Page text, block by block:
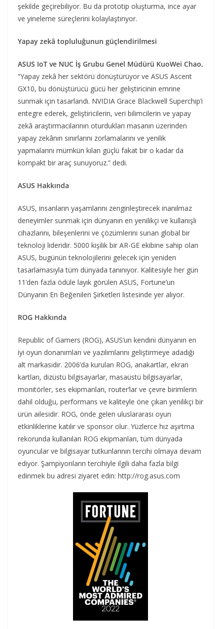
şekilde geçirebiliyor. Bu da prototip oluşturma, ince ayar
ve yineleme süreçlerini kolaylaştırıyor.
Yapay zekâ topluluğunun güçlendirilmesi
ASUS IoT ve NUC İş Grubu Genel Müdürü KuoWei Chao,
“Yapay zekâ her sektörü dönüştürüyor ve ASUS Ascent
GX10, bu dönüştürücü gücü her geliştiricinin emrine
sunmak için tasarlandı. NVIDIA Grace Blackwell Superchip’i
entegre ederek, geliştiricilerin, veri bilimcilerin ve yapay
zekâ araştırmacılarının oturdukları masanın üzerinden
yapay zekânın sınırlarını zorlamalarını ve yenilik
yapmalarını mümkün kılan güçlü fakat bir o kadar da
kompakt bir araç sunuyoruz.” dedi.
ASUS Hakkında
ASUS, insanların yaşamlarını zenginleştirecek inanılmaz
deneyimler sunmak için dünyanın en yenilikçi ve kullanışlı
cihazlarını, bileşenlerini ve çözümlerini sunan global bir
teknoloji lideridir. 5000 kişilik bir AR-GE ekibine sahip olan
ASUS, bugünün teknolojilerini gelecek için yeniden
tasarlamasıyla tüm dünyada tanınıyor. Kalitesiyle her gün
11’den fazla ödüle layık görülen ASUS, Fortune’un
Dünyanın En Beğenilen Şirketleri listesinde yer alıyor.
ROG Hakkında
Republic of Gamers (ROG), ASUS’un kendini dünyanın en
iyi oyun donanımları ve yazılımlarını geliştirmeye adadığı
alt markasıdır. 2006’da kurulan ROG, anakartlar, ekran
kartları, dizüstü bilgisayarlar, masaüstü bilgisayarlar,
monitörler, ses ekipmanları, router’lar ve çevre birimlerin
dahil olduğu, performans ve kaliteyle öne çıkan yenilikçi bir
ürün ailesidir. ROG, önde gelen uluslararası oyun
etkinliklerine katılır ve sponsor olur. Yüzlerce hız aşırtma
rekorunda kullanılan ROG ekipmanları, tüm dünyada
oyuncular ve bilgisayar tutkunlarının tercihi olmaya devam
ediyor. Şampiyonların tercihiyle ilgili daha fazla bilgi
edinmek bu adresi ziyaret edin: http://rog.asus.com